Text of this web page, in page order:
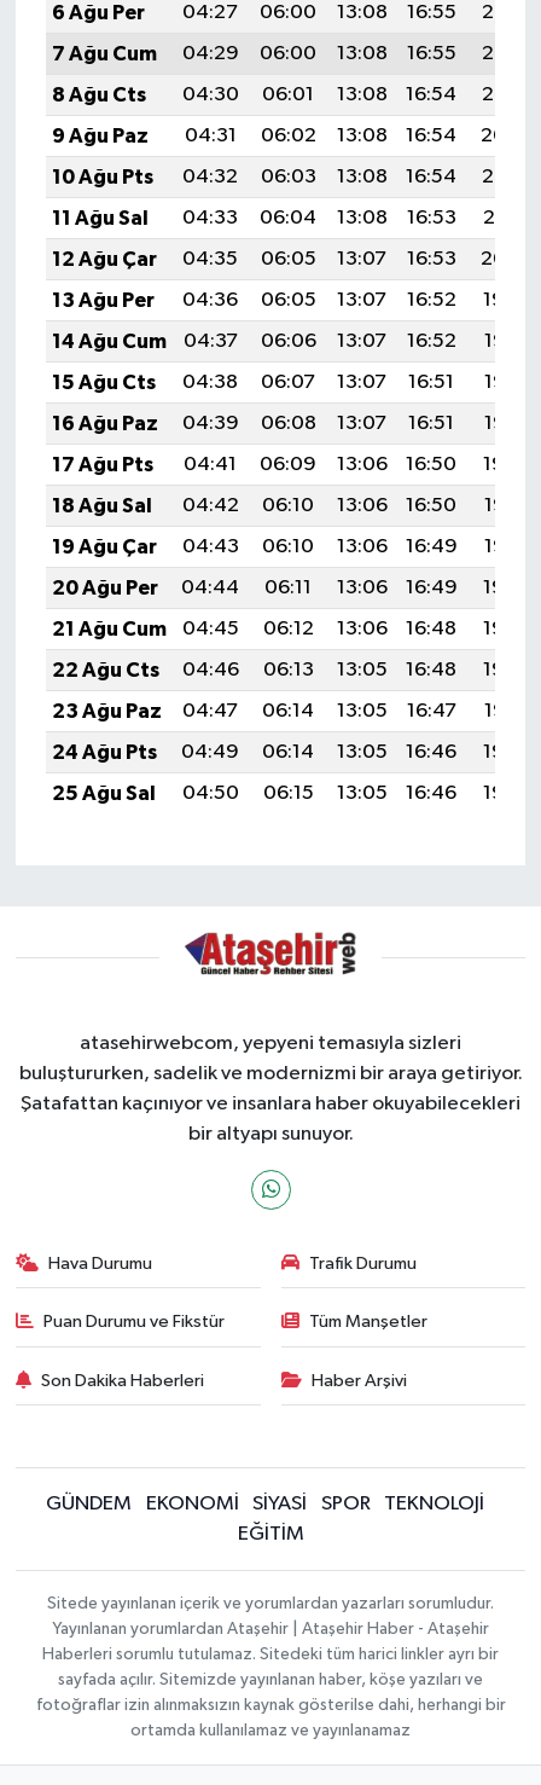
6 Ağu Per
04:27 06:00 13:08 16:55
20:07
7 Ağu Cum
04:29 06:00 13:08 16:55
20:06
8 Ağu Cts
04:30 06:01 13:08 16:54
20:05
9 Ağu Paz
04:31 06:02 13:08 16:54
20:04
10 Ağu Pts
04:32 06:03 13:08 16:54
20:03
11 Ağu Sal
04:33 06:04 13:08 16:53
20:01
12 Ağu Çar
04:35 06:05 13:07 16:53
20:00
13 Ağu Per
04:36 06:05 13:07 16:52
19:59
14 Ağu Cum
04:37 06:06 13:07 16:52
19:58
15 Ağu Cts
04:38 06:07 13:07 16:51
19:57
16 Ağu Paz
04:39 06:08 13:07 16:51
19:56
17 Ağu Pts
04:41 06:09 13:06 16:50
19:54
18 Ağu Sal
04:42 06:10 13:06 16:50
19:53
19 Ağu Çar
04:43 06:10 13:06 16:49
19:52
20 Ağu Per
04:44 06:11 13:06 16:49
19:50
21 Ağu Cum
04:45 06:12 13:06 16:48
19:49
22 Ağu Cts
04:46 06:13 13:05 16:48
19:48
23 Ağu Paz
04:47 06:14 13:05 16:47
19:47
24 Ağu Pts
04:49 06:14 13:05 16:46
19:45
25 Ağu Sal
04:50 06:15 13:05 16:46 19:44
atasehirwebcom, yepyeni temasıyla sizleri
buluştururken, sadelik ve modernizmi bir araya getiriyor.
Şatafattan kaçınıyor ve insanlara haber okuyabilecekleri
bir altyapı sunuyor.
Hava Durumu Trafik Durumu
Puan Durumu ve Fikstür Tüm Manşetler
Son Dakika Haberleri Haber Arşivi
GÜNDEM EKONOMİ SİYASİ SPOR
TEKNOLOJİ
EĞİTİM
Sitede yayınlanan içerik ve yorumlardan yazarları sorumludur.
Yayınlanan yorumlardan Ataşehir | Ataşehir Haber - Ataşehir
Haberleri sorumlu tutulamaz. Sitedeki tüm harici linkler ayrı bir
sayfada açılır. Sitemizde yayınlanan haber, köşe yazıları ve
fotoğraflar izin alınmaksızın kaynak gösterilse dahi, herhangi bir
ortamda kullanılamaz ve yayınlanamaz